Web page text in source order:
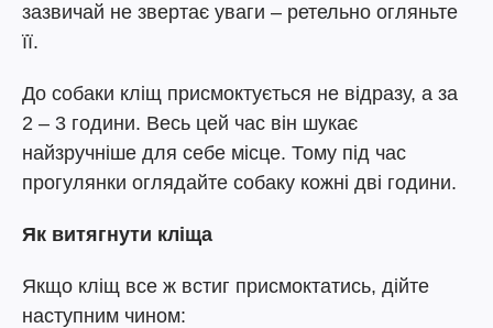
зазвичай не звертає уваги – ретельно огляньте
її.
До собаки кліщ присмоктується не відразу, а за
2 – 3 години. Весь цей час він шукає
найзручніше для себе місце. Тому під час
прогулянки оглядайте собаку кожні дві години.
Як витягнути кліща
Якщо кліщ все ж встиг присмоктатись, дійте
наступним чином: